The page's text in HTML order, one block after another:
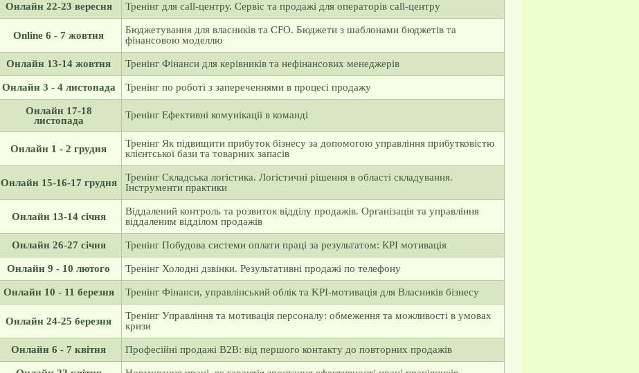
Онлайн 22-23 вересня Тренінг для call-центру. Сервіс та продажі для операторів call-центру
Online 6 - 7 жовтня
Бюджетування для власників та CFO. Бюджети з шаблонами бюджетів та
фінансовою моделлю
Онлайн 13-14 жовтня Тренінг Фінанси для керівників та нефінансових менеджерів
Онлайн 3 - 4 листопада Тренінг по роботі з запереченнями в процесі продажу
Онлайн 17-18
листопада
Тренінг Ефективні комунікації в команді
Онлайн 1 - 2 грудня
Тренінг Як підвищити прибуток бізнесу за допомогою управління прибутковістю
клієнтської бази та товарних запасів
Онлайн 15-16-17 грудня
Тренінг Складська логістика. Логістичні рішення в області складування.
Інструменти практики
Онлайн 13-14 січня
Віддалений контроль та розвиток відділу продажів. Організація та управління
віддаленим відділом продажів
Онлайн 26-27 січня Тренінг Побудова системи оплати праці за результатом: КРІ мотивація
Онлайн 9 - 10 лютого Тренінг Холодні дзвінки. Результативні продажі по телефону
Онлайн 10 - 11 березня Тренінг Фінанси, управлінський облік та KPI-мотивація для Власників бізнесу
Онлайн 24-25 березня
Тренінг Управління та мотивація персоналу: обмеження та можливості в умовах
кризи
Онлайн 6 - 7 квітня Професійні продажі В2В: від першого контакту до повторних продажів